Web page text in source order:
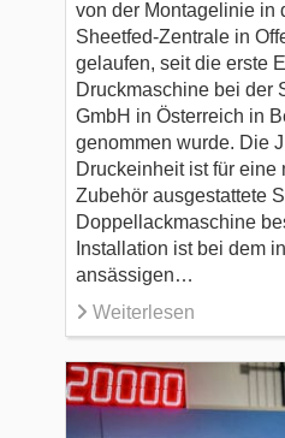
von der Montagelinie in
Sheetfed-Zentrale in
gelaufen, seit die erste
Druckmaschine bei der
GmbH in Österreich in
genommen wurde. Die
Druckeinheit ist für eine
Zubehör ausgestattete
Doppellackmaschine
Installation ist bei dem
ansässigen…
Weiterlesen